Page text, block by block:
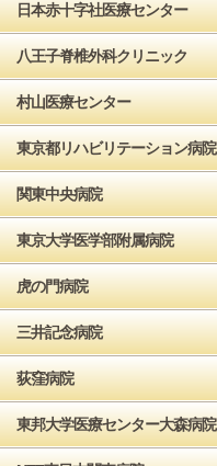
日本赤十字社医療センター
八王子脊椎外科クリニック
村山医療センター
東京都リハビリテーション病院
関東中央病院
東京大学医学部附属病院
虎の門病院
三井記念病院
荻窪病院
東邦大学医療センター大森病院